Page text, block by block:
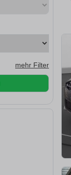
mehr Filter